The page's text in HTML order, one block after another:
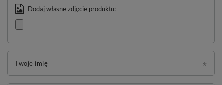
Dodaj własne zdjęcie produktu:
Twoje imię